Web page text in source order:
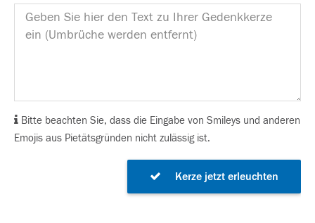
Bitte beachten Sie, dass die Eingabe von Smileys und anderen
Emojis aus Pietätsgründen nicht zulässig ist.
Kerze jetzt erleuchten